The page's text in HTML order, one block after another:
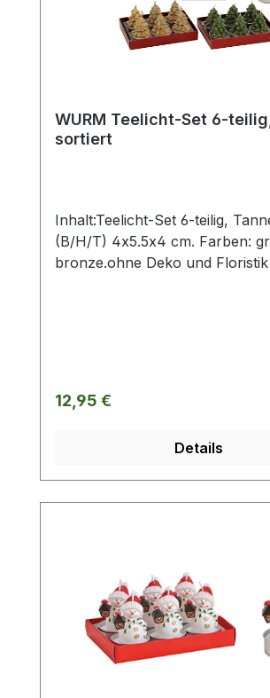
WURM Teelicht-Set 6-
sortiert
Inhalt:Teelicht-Set 6-teilig,
(B/H/T) 4x5.5x4 cm. Farben:
bronze.ohne Deko und Floristik
Regulärer Preis:
12,95 €
Details